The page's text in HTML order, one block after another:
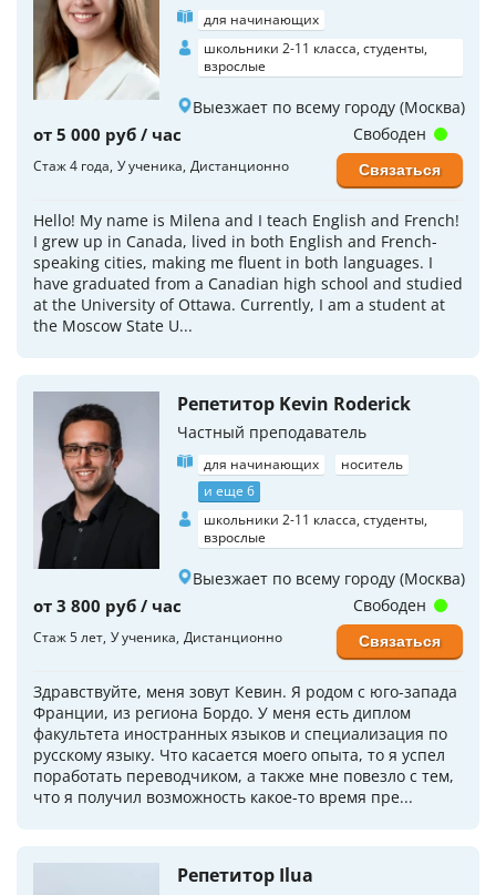
для начинающих
школьники 2-11 класса, студенты,
взрослые
Выезжает по всему городу (Москва)
от 5 000 руб / час
Стаж 4 года У ученика Дистанционно
Hello! My name is Milena and I teach English and French!
I grew up in Canada, lived in both English and French-
speaking cities, making me fluent in both languages. I
have graduated from a Canadian high school and studied
at the University of Ottawa. Currently, I am a student at
the Moscow State U...
Свободен
Связаться
Репетитор Kevin Roderick
Частный преподаватель
для начинающих
носитель
и еще 6
школьники 2-11 класса, студенты,
взрослые
Выезжает по всему городу (Москва)
от 3 800 руб / час
Стаж 5 лет У ученика Дистанционно
Здравствуйте, меня зовут Кевин. Я родом с юго-запада
Франции, из региона Бордо. У меня есть диплом
факультета иностранных языков и специализация по
русскому языку. Что касается моего опыта, то я успел
поработать переводчиком, а также мне повезло с тем,
что я получил возможность какое-то время пре...
Свободен
Связаться
Репетитор Ilua